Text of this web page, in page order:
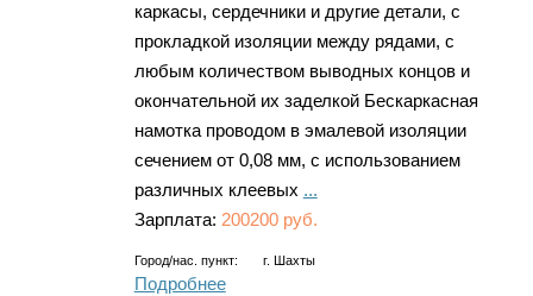
каркасы, сердечники и другие детали, с
прокладкой изоляции между рядами, с
любым количеством выводных концов и
окончательной их заделкой Бескаркасная
намотка проводом в эмалевой изоляции
сечением от 0,08 мм, с использованием
различных клеевых ...
Зарплата: 200200 руб.
Город/нас. пункт: г. Шахты
Подробнее